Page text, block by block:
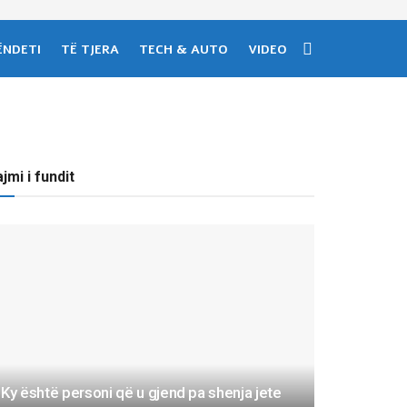
TË TJERA TECH & AUTO VIDEO
i fundit
Ky është personi që u gjend pa shenja jete